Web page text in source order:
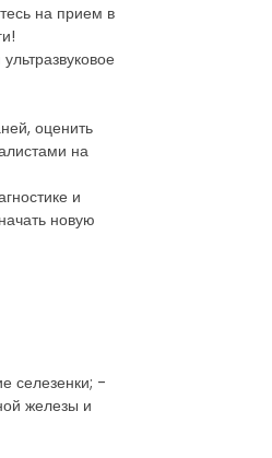
на прием в
оценить
на
и
новую
селезенки; -
железы и